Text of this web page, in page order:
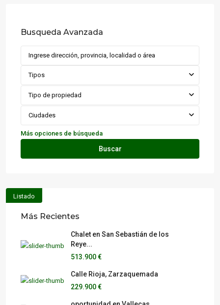
Busqueda Avanzada
Tipos
Tipo de propiedad
Ciudades
Más opciones de búsqueda
Buscar
Listado
Más Recientes
Chalet en San Sebastián de los
Reye...
513.900 €
Calle Rioja, Zarzaquemada
229.900 €